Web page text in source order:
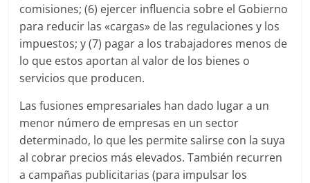
comisiones; (6) ejercer influencia sobre el Gobierno
para reducir las «cargas» de las regulaciones y los
impuestos; y (7) pagar a los trabajadores menos de
lo que estos aportan al valor de los bienes o
servicios que producen.
Las fusiones empresariales han dado lugar a un
menor número de empresas en un sector
determinado, lo que les permite salirse con la suya
al cobrar precios más elevados. También recurren
a campañas publicitarias (para impulsar los